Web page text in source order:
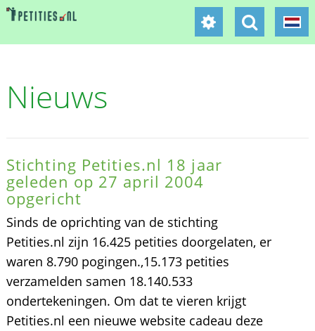
Nieuws
Stichting Petities.nl 18 jaar
geleden op 27 april 2004
opgericht
Sinds de oprichting van de stichting
Petities.nl zijn 16.425 petities doorgelaten, er
waren 8.790 pogingen.,15.173 petities
verzamelden samen 18.140.533
ondertekeningen. Om dat te vieren krijgt
Petities.nl een nieuwe website cadeau deze